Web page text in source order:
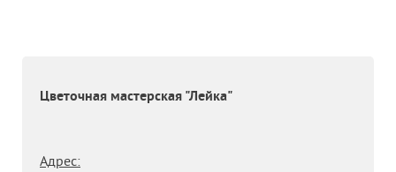
Цветочная мастерская "Лейка"
Адрес: